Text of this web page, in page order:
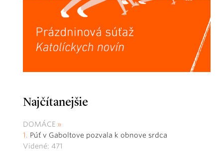
Najčítanejšie
DOMÁCE
Púť v Gaboltove pozvala k obnove srdca
Videné: 471